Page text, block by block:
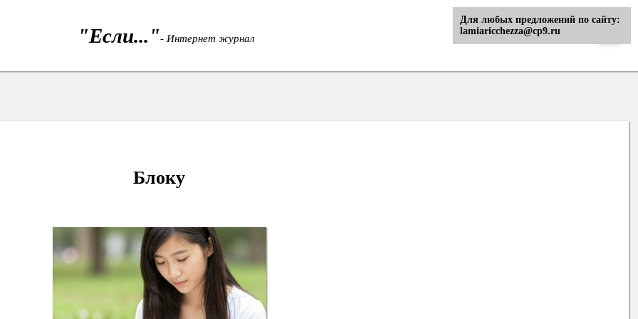
"Если..."- Интернет журнал
Блоку
Для любых предложений по сайту:
lamiaricchezza@cp9.ru